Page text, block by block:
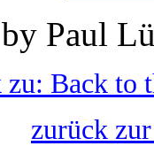
Paul
zu: Back to
zurück